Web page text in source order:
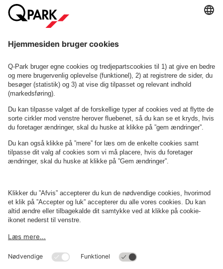
Se P-anlæg på kortet
OmQ-Park
Erhverv
Betingelser og politikker